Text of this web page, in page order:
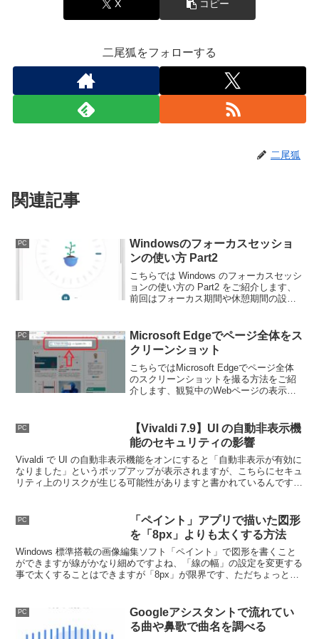
X コピー
二尾狐をフォローする
二尾狐
関連記事
PC
Windowsのフォーカスセッショ
ンの使い方 Part2
こちらでは Windows のフォーカスセッシ
ョンの使い方の Part2 をご紹介します、
前回はフォーカス期間や休憩期間の設定
する方法や残り時間を非表示にする方法
を確認します。
PC
Microsoft Edgeでページ全体をス
クリーンショット
こちらではMicrosoft Edgeでページ全体
のスクリーンショットを撮る方法をご紹
介します、観覧中のWebページの表示さ
てページ全体を撮影する方法を確認して
みたいと思います。
PC
【Vivaldi 7.9】UI の自動非表示機
能のセキュリティの影響
Vivaldi で UI の自動非表示機能をオンにすると「自動非表示が有効に
なりました」というポップアップが表示されますが、こちらにセキュ
リティ上のリスクが生じる可能性がありますと書かれているんですよ
PC
「ペイント」アプリで描いた図形
を「8px」よりも太くする方法
Windows 標準搭載の画像編集ソフト「ペイント」で図形を書くこと
ができますが線がかなり細めですよね、「線の幅」の設定を変更する
事で太くすることはできますが「8px」が限界です、ただちょっとし
PC
Googleアシスタントで流れてい
る曲や鼻歌で曲名を調べる